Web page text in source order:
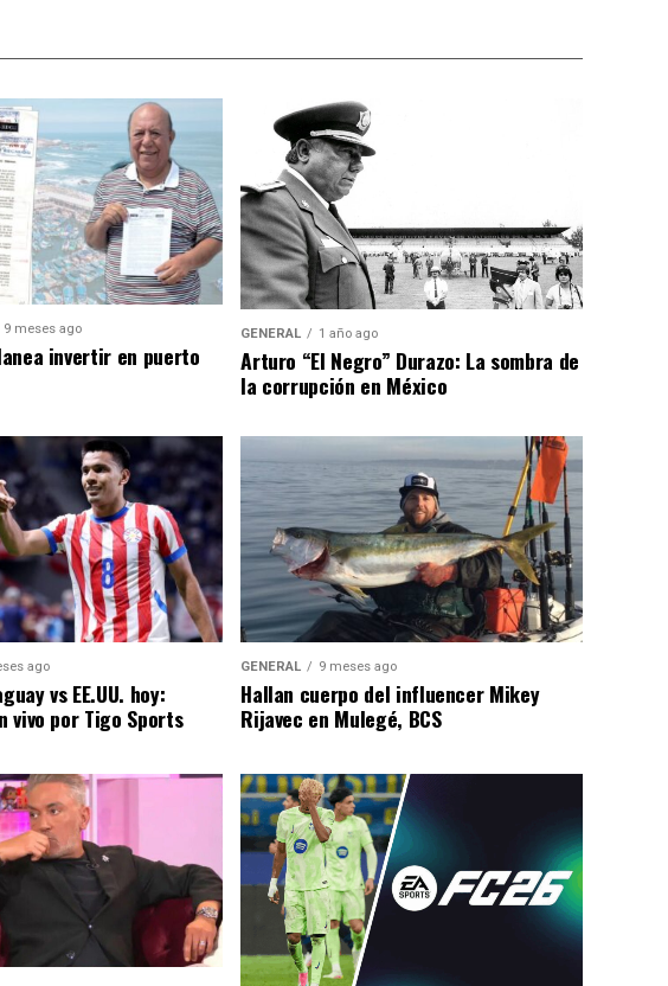
9 meses ago
invertir en puerto
GENERAL 1 año ago
Arturo “El Negro” Durazo: La sombra de
la corrupción en México
ago
vs EE.UU. hoy:
vivo por Tigo Sports
GENERAL 9 meses ago
Hallan cuerpo del influencer Mikey
Rijavec en Mulegé, BCS